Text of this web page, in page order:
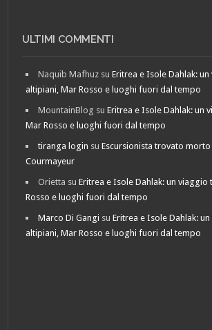
ULTIMI COMMENTI
Naquib Mafhuz suEritrea e Isole Dahlak:
altipiani, Mar Rosso e luoghi fuori dal tempo
MountainBlog suEritrea e Isole Dahlak: un
Mar Rosso e luoghi fuori dal tempo
tiranga login suEscursionista trovato
Courmayeur
Orietta suEritrea e Isole Dahlak: un viaggio
Rosso e luoghi fuori dal tempo
Marco Di Gangi suEritrea e Isole Dahlak:
altipiani, Mar Rosso e luoghi fuori dal tempo